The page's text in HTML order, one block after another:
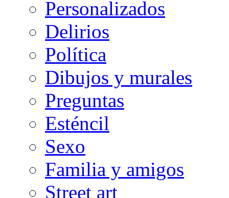
Personalizados
Delirios
Política
Dibujos y murales
Preguntas
Esténcil
Sexo
Familia y amigos
Street art